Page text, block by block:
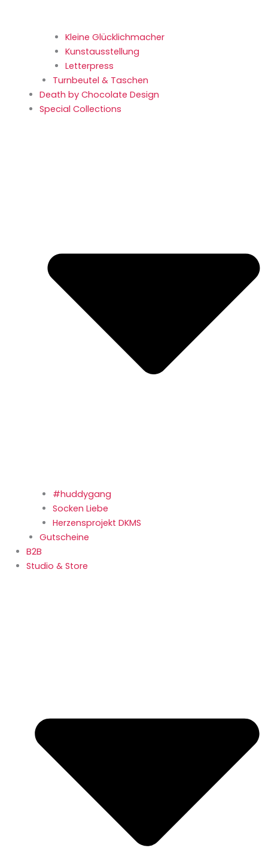
Kleine Glücklich­macher
Kunstaus­stellung
Letterpress
Turnbeutel & Taschen
Death by Chocolate Design
Special Collections
#huddygang
Socken Liebe
Herzensprojekt DKMS
Gutscheine
B2B
Studio & Store